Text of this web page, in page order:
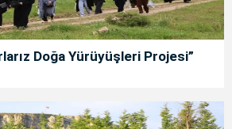
Doğa Yürüyüşleri Projesi”